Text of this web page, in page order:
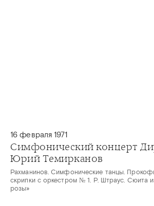
16 февраля 1971
Симфонический концерт
Юрий Темирканов
Рахманинов. Симфонические танцы.
скрипки с оркестром № 1. Р. Штраус. Сюита
розы»